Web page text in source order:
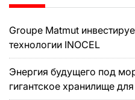
Groupe Matmut
технологии INOCEL
Энергия будущего под
гигантское хранилище